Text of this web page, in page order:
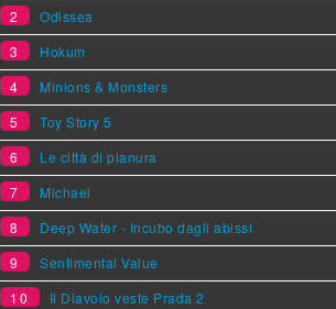
2
Odissea
3
Hokum
4
Minions & Monsters
5
Toy Story 5
6
Le città di pianura
7
Michael
8
Deep Water - Incubo dagli abissi
9
Sentimental Value
10
Il Diavolo veste Prada 2